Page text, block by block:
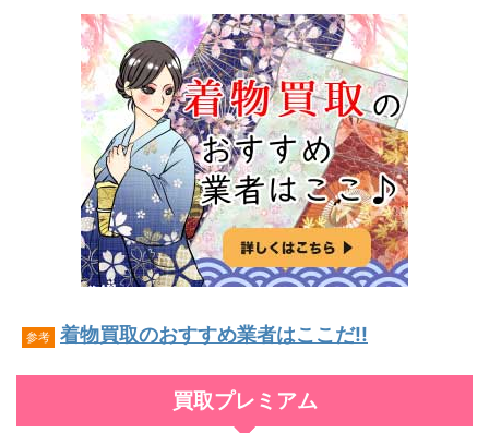
参考 着物買取のおすすめ業者はここだ!!
買取プレミアム